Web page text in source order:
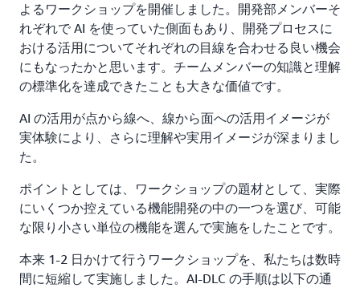
よるワークショップを開催しました。開発部メンバーそ
れぞれで AI を使っていた側面もあり、開発プロセスに
おける活用についてそれぞれの目線を合わせる良い機会
にもなったかと思います。チームメンバーの知識と理解
の標準化を達成できたことも大きな価値です。
AI の活用が点から線へ、線から面への活用イメージが
実体験により、さらに理解や実用イメージが深まりまし
た。
ポイントとしては、ワークショップの題材として、実際
にいくつか控えている機能開発の中の一つを選び、可能
な限り小さい単位の機能を選んで実施をしたことです。
本来 1-2 日かけて行うワークショップを、私たちは数時
間に短縮して実施しました。AI-DLC の手順は以下の通